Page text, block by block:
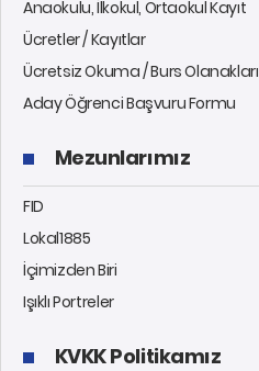
Anaokulu, İlkokul, Ortaokul Kayıt
Ücretler / Kayıtlar
Ücretsiz Okuma / Burs Olanakları
Aday Öğrenci Başvuru Formu
Mezunlarımız
FID
Lokal1885
İçimizden Biri
Işıklı Portreler
KVKK Politikamız